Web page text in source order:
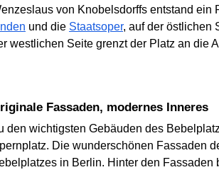
von Knobelsdorffs entstand ein
und die Staatsoper, auf der östlichen
westlichen Seite grenzt der Platz an die
Originale Fassaden, modernes Inneres
den wichtigsten Gebäuden des
Die wunderschönen Fassaden
in Berlin. Hinter den